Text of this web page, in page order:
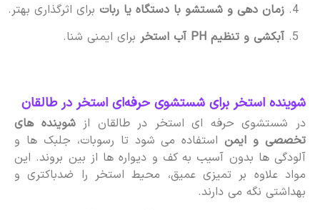
زمان دهی و شستشو با دستگاه یا رباتبرای اثرگذاری بهتر.
آبکشی و تنظیم PH آب استخر
برای ایمنی شنا.
شوینده استخر برای شستشوی حرفه‌ای استخر در طالقان
در شستشوی حرفه ای استخر در طالقان از شوینده های
تخصصی و ایمناستفاده می شود تا رسوبات، جلبک ها و
آلودگی ها بدون آسیب به کف و دیواره ها از بین بروند. این
مواد علاوه بر تمیزی عمیق، محیط استخر را ضدباکتری و
بهداشتی نگه می دارند.